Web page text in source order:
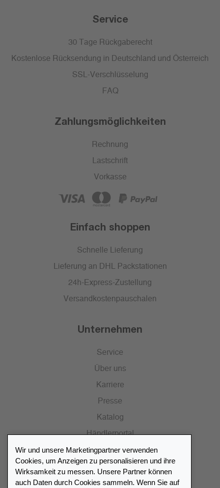
Service
30 Tage Rückgaberecht
Kostenlose Rücksendung in Deutschland und Österreich
SSL-Verschlüsselung
FAQ
Zahlungsmöglichkeiten
Rechnung
Lastschrift
Vorkasse
Einfach shoppen
Schnelle Lieferung
Lieferung an DHL Packstationen
24h-Express-Zustellung
Versandkostenpauschalen
Unternehmen
Service
Über uns
Karriere
Presse
Katalog
Händlerportal
Händlerverzeichnis
Wir und unsere Marketingpartner verwenden
Cookies, um Anzeigen zu personalisieren und ihre
Wirksamkeit zu messen. Unsere Partner können
auch Daten durch Cookies sammeln. Wenn Sie auf